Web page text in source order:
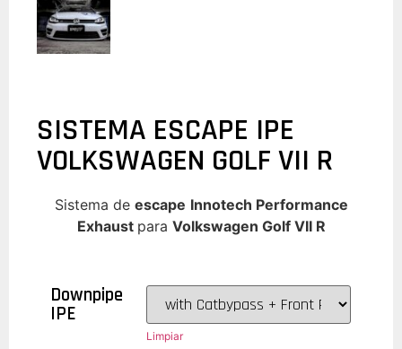
SISTEMA ESCAPE IPE
VOLKSWAGEN GOLF VII R
Sistema de escape Innotech Performance
Exhaust para Volkswagen Golf VII R
Downpipe
IPE
Limpiar